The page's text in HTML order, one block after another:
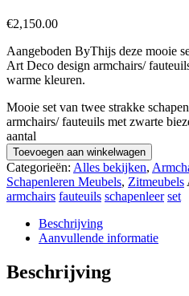
€2,150.00
Aangeboden ByThijs deze mooie
Art Deco design armchairs/
warme kleuren.
Mooie set van twee strakke
armchairs/ fauteuils met zwarte
aantal
Toevoegen aan winkelwagen
Categorieën: Alles bekijken,
Schapenleren Meubels, Zitmeubels
armchairs fauteuils schapenleer set
Beschrijving
Aanvullende informatie
Beschrijving